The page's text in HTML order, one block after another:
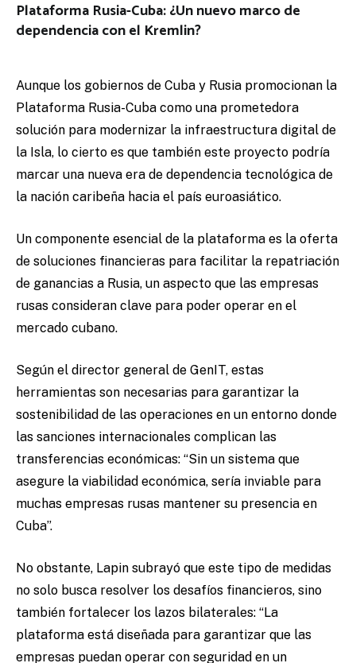
Plataforma Rusia-Cuba: ¿Un nuevo marco de
dependencia con el Kremlin?
Aunque los gobiernos de Cuba y Rusia promocionan la
Plataforma Rusia-Cuba como una prometedora
solución para modernizar la infraestructura digital de
la Isla, lo cierto es que también este proyecto podría
marcar una nueva era de dependencia tecnológica de
la nación caribeña hacia el país euroasiático.
Un componente esencial de la plataforma es la oferta
de soluciones financieras para facilitar la repatriación
de ganancias a Rusia, un aspecto que las empresas
rusas consideran clave para poder operar en el
mercado cubano.
Según el director general de GenIT, estas
herramientas son necesarias para garantizar la
sostenibilidad de las operaciones en un entorno donde
las sanciones internacionales complican las
transferencias económicas: “Sin un sistema que
asegure la viabilidad económica, sería inviable para
muchas empresas rusas mantener su presencia en
Cuba”.
No obstante, Lapin subrayó que este tipo de medidas
no solo busca resolver los desafíos financieros, sino
también fortalecer los lazos bilaterales: “La
plataforma está diseñada para garantizar que las
empresas puedan operar con seguridad en un